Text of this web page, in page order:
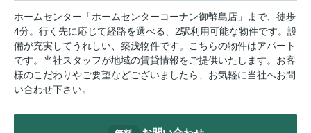
ホームセンター「ホームセンターコーナン御幣島店」まで、徒歩
4分。行く先に応じて経路を選べる、2駅利用可能な物件です。設
備が充実してうれしい、築浅物件です。こちらの物件はアパート
です。当社スタッフが地域の賃貸情報をご提供いたします。お客
様のこだわりやご要望などございましたら、お気軽に当社へお問
い合わせ下さい。